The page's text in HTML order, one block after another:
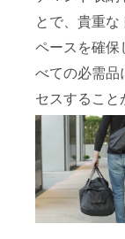
とで、貴重な
ペースを確保
べての必需品
セスすること